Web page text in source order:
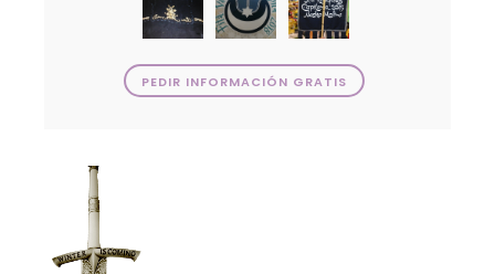
PEDIR INFORMACIÓN GRATIS